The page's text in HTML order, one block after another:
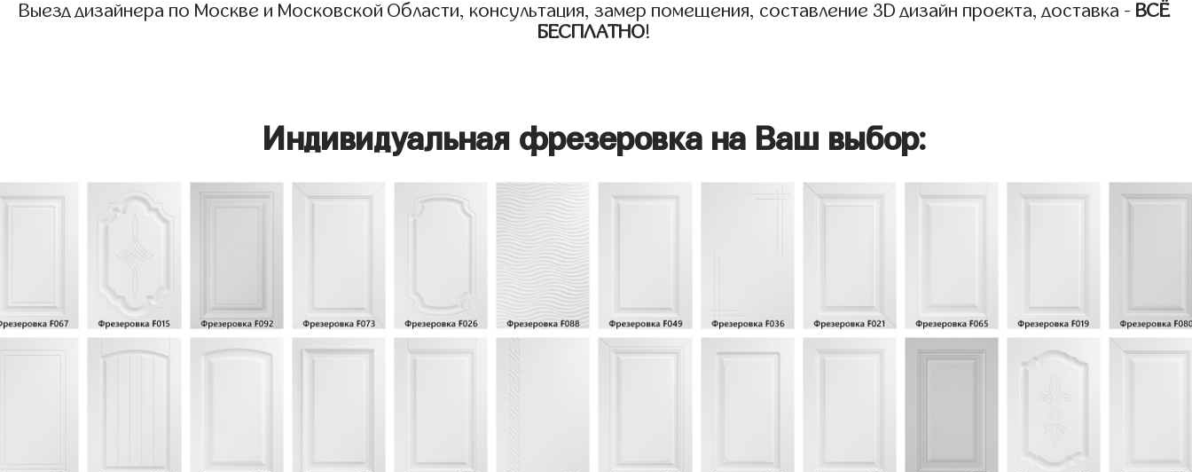
Выезд дизайнера по Москве и Московской Области, консультация, замер помещения, составление 3D дизайн проекта, доставка - ВСЁ
БЕСПЛАТНО!
Индивидуальная фрезеровка на Ваш выбор: